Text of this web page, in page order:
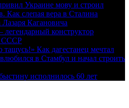
Украине мову и строил
Как слепая вера в Сталина
Кагановича
конструктор
СССР
тащусь!» Как дагестанец мечтал
в Стамбул и начал строить
исполнилось 60 лет